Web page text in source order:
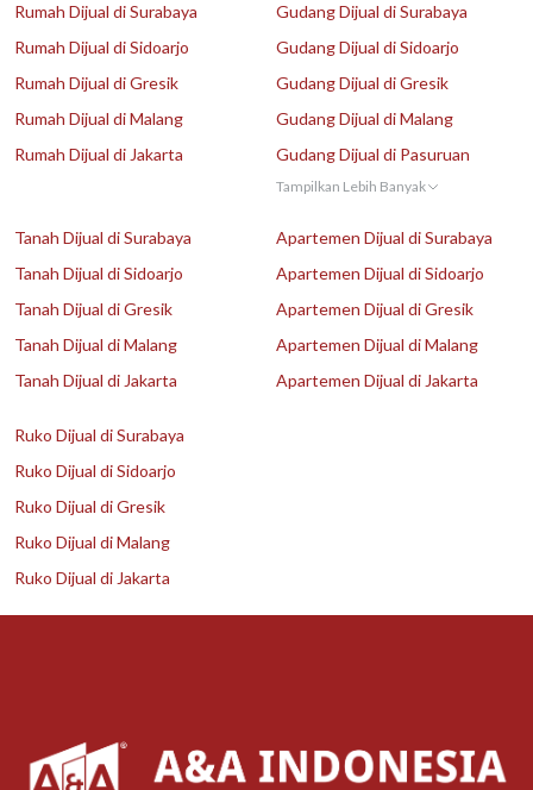
Rumah Dijual di Surabaya
Rumah Dijual di Sidoarjo
Rumah Dijual di Gresik
Rumah Dijual di Malang
Rumah Dijual di Jakarta
Gudang Dijual di Surabaya
Gudang Dijual di Sidoarjo
Gudang Dijual di Gresik
Gudang Dijual di Malang
Gudang Dijual di Pasuruan
Tampilkan Lebih Banyak
Tanah Dijual di Surabaya
Tanah Dijual di Sidoarjo
Tanah Dijual di Gresik
Tanah Dijual di Malang
Tanah Dijual di Jakarta
Apartemen Dijual di Surabaya
Apartemen Dijual di Sidoarjo
Apartemen Dijual di Gresik
Apartemen Dijual di Malang
Apartemen Dijual di Jakarta
Ruko Dijual di Surabaya
Ruko Dijual di Sidoarjo
Ruko Dijual di Gresik
Ruko Dijual di Malang
Ruko Dijual di Jakarta